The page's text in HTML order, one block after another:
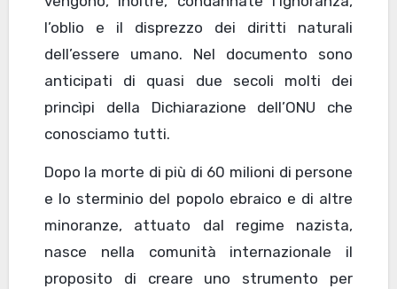
l’oblio e il disprezzo dei diritti naturali
dell’essere umano. Nel documento sono
anticipati di quasi due secoli molti dei
princìpi della Dichiarazione dell’ONU che
conosciamo tutti.
Dopo la morte di più di 60 milioni di persone
e lo sterminio del popolo ebraico e di altre
minoranze, attuato dal regime nazista,
nasce nella comunità internazionale il
proposito di creare uno strumento per